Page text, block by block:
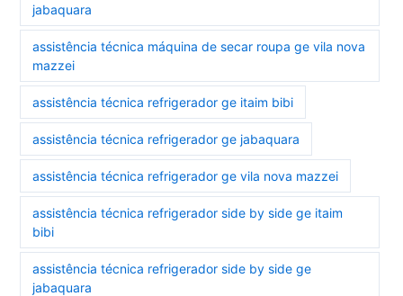
jabaquara
assistência técnica máquina de secar roupa ge vila nova
mazzei
assistência técnica refrigerador ge itaim bibi
assistência técnica refrigerador ge jabaquara
assistência técnica refrigerador ge vila nova mazzei
assistência técnica refrigerador side by side ge itaim
bibi
assistência técnica refrigerador side by side ge
jabaquara